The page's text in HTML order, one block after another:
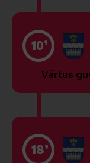
10’
Vārtus
18’